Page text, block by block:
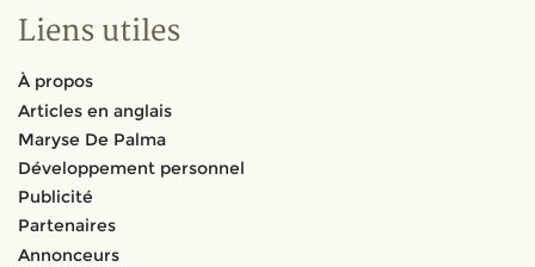
Liens utiles
À propos
Articles en anglais
Maryse De Palma
Développement personnel
Publicité
Partenaires
Annonceurs